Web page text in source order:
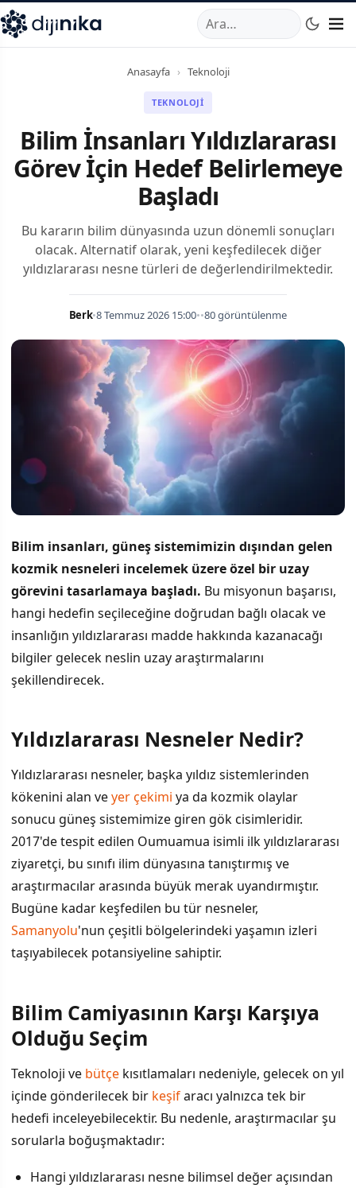
,Marmara Mahallesi,Beylikdüzü34520TRTelefon:0850
Anasayfa › Teknoloji
TEKNOLOJI
Bilim İnsanları Yıldızlararası
Görev İçin Hedef Belirlemeye
Başladı
Bu kararın bilim dünyasında uzun dönemli sonuçları
olacak. Alternatif olarak, yeni keşfedilecek diğer
yıldızlararası nesne türleri de değerlendirilmektedir.
Berk•8 Temmuz 2026 15:00••80 görüntülenme
Bilim insanları, güneş sistemimizin dışından gelen
kozmik nesneleri incelemek üzere özel bir uzay
görevini tasarlamaya başladı. Bu misyonun başarısı,
hangi hedefin seçileceğine doğrudan bağlı olacak ve
insanlığın yıldızlararası madde hakkında kazanacağı
bilgiler gelecek neslin uzay araştırmalarını
şekillendirecek.
İÇINDEKILER
Yıldızlararası Nesneler Nedir?
Bilim Camiyasının Karşı Karşıya Olduğu Seçim
Araştırmacıların Dikkati Nereye Yönelmiş?
Misyonun Zamanlaması ve Zorlukları
Yıldızlararası Nesneler Nedir?
Yıldızlararası nesneler, başka yıldız sistemlerinden
kökenini alan veyer çekimi ya da kozmik olaylar
sonucu güneş sistemimize giren gök cisimleridir.
2017'de tespit edilen Oumuamua isimli ilk yıldızlararası
ziyaretçi, bu sınıfı ilim dünyasına tanıştırmış ve
araştırmacılar arasında büyük merak uyandırmıştır.
Bugüne kadar keşfedilen bu tür nesneler,
Samanyolu'nun çeşitli bölgelerindeki yaşamın izleri
taşıyabilecek potansiyeline sahiptir.
Bilim Camiyasının Karşı Karşıya
Olduğu Seçim
Teknoloji ve bütçe kısıtlamaları nedeniyle, gelecek on yıl
içinde gönderilecek bir keşifaracı yalnızca tek bir
hedefi inceleyebilecektir. Bu nedenle, araştırmacılar şu
sorularla boğuşmaktadır:
Hangi yıldızlararası nesne bilimsel değer açısından